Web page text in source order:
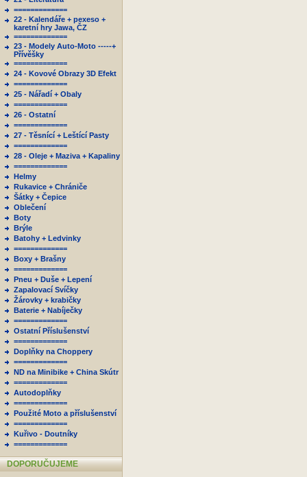
=============
22 - Kalendáře + pexeso +
karetní hry Jawa, ČZ
=============
23 - Modely Auto-Moto -----+
Přívěšky
=============
24 - Kovové Obrazy 3D Efekt
=============
25 - Nářadí + Obaly
=============
26 - Ostatní
=============
27 - Těsnící + Leštící Pasty
=============
28 - Oleje + Maziva + Kapaliny
=============
Helmy
Rukavice + Chrániče
Šátky + Čepice
Oblečení
Boty
Brýle
Batohy + Ledvinky
=============
Boxy + Brašny
=============
Pneu + Duše + Lepení
Zapalovací Svíčky
Žárovky + krabičky
Baterie + Nabíječky
=============
Ostatní Příslušenství
=============
Doplňky na Choppery
=============
ND na Minibike + China Skútr
=============
Autodoplňky
=============
Použité Moto a příslušenství
=============
Kuřivo - Doutníky
=============
DOPORUČUJEME